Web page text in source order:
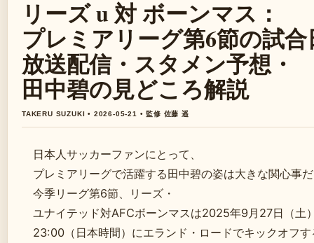
リーズ u 対 ボーンマス：
プレミアリーグ第6節の試
放送配信・スタメン予想・
田中碧の見どころ解説
TAKERU SUZUKI • 2026-05-21 • 監修 佐藤 遥
日本人サッカーファンにとって、
プレミアリーグで活躍する田中碧の姿は大きな関心事
今季リーグ第6節、リーズ・
ユナイテッド対AFCボーンマスは2025年9月27日（土
23:00（日本時間）にエランド・ロードでキックオフす